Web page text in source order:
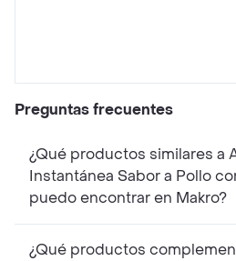
Preguntas frecuentes
¿Qué productos similares a
Instantánea Sabor a Pollo
puedo encontrar en Makro?
¿Qué productos